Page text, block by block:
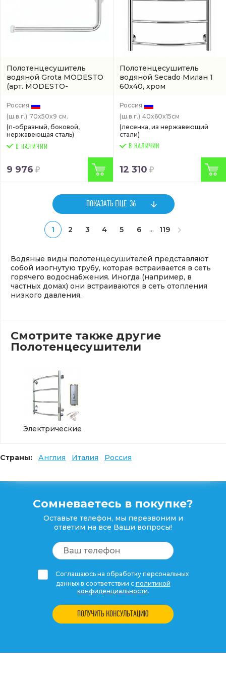
Полотенцесушитель
водяной Grota MODESTO
(арт. MODESTO-
Россия
(ш.в.г.) 70x50x9 см.
(п-образный, боковой,
нержавеющая сталь)
9 976
Полотенцесушитель
водяной Secado Милан 1
60x40, хром
Россия
(ш.в.г.) 40x60x15см
(лесенка, из нержавеющий
стали)
В НАЛИЧИИ
12 310
ПОКАЗАТЬ ЕЩЕ 36
1 2 3 4 5 6 ... 119
Водяные виды полотенцесушителей представляют
собой изогнутую трубу, которая встраивается в сеть
горячего водоснабжения. Иногда (например, в
частных домах) они встраиваются в сеть отопления
низкого давления.
Смотрите также другие
Полотенцесушители
Электрические
Страны: Англия Италия Россия
Сомневаетесь в покупке?
Оставьте телефон, мы перезвоним и
ответим на все Ваши вопросы!
Соглашаюсь на обработку персональных
данных в соответствии с политикой
конфиденциальности.
ПОЛУЧИТЬ КОНСУЛЬТАЦИЮ